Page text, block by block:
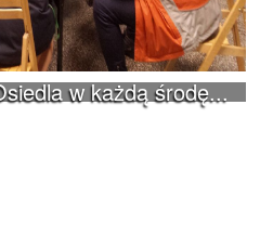
w każdą środę...